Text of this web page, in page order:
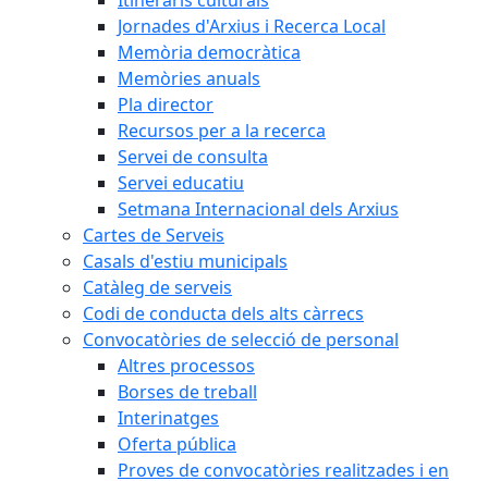
Jornades d'Arxius i Recerca Local
Memòria democràtica
Memòries anuals
Pla director
Recursos per a la recerca
Servei de consulta
Servei educatiu
Setmana Internacional dels Arxius
Cartes de Serveis
Casals d'estiu municipals
Catàleg de serveis
Codi de conducta dels alts càrrecs
Convocatòries de selecció de personal
Altres processos
Borses de treball
Interinatges
Oferta pública
Proves de convocatòries realitzades i en